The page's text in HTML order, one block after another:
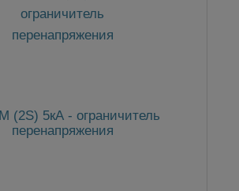
(2S) 5кА - ограничитель
перенапряжения